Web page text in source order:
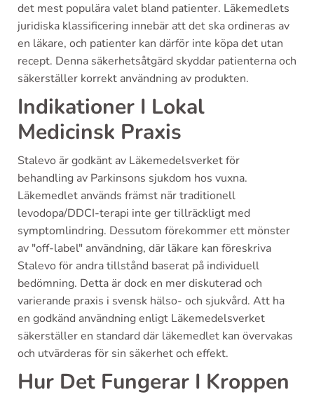
det mest populära valet bland patienter. Läkemedlets
juridiska klassificering innebär att det ska ordineras av
en läkare, och patienter kan därför inte köpa det utan
recept. Denna säkerhetsåtgärd skyddar patienterna och
säkerställer korrekt användning av produkten.
Indikationer I Lokal
Medicinsk Praxis
Stalevo är godkänt av Läkemedelsverket för
behandling av Parkinsons sjukdom hos vuxna.
Läkemedlet används främst när traditionell
levodopa/DDCI-terapi inte ger tillräckligt med
symptomlindring. Dessutom förekommer ett mönster
av "off-label" användning, där läkare kan föreskriva
Stalevo för andra tillstånd baserat på individuell
bedömning. Detta är dock en mer diskuterad och
varierande praxis i svensk hälso- och sjukvård. Att ha
en godkänd användning enligt Läkemedelsverket
säkerställer en standard där läkemedlet kan övervakas
och utvärderas för sin säkerhet och effekt.
Hur Det Fungerar I Kroppen